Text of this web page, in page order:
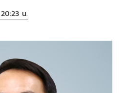
น.